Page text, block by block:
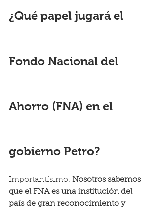
¿Qué papel jugará el
Fondo Nacional del
Ahorro (FNA) en el
gobierno Petro?
Importantísimo. Nosotros sabemos
que el FNA es una institución del
país de gran reconocimiento y